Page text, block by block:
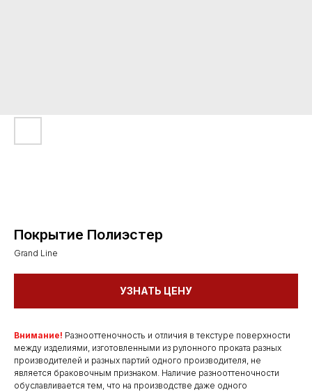
Покрытие Полиэстер
Grand Line
УЗНАТЬ ЦЕНУ
Внимание! Разнооттеночность и отличия в текстуре поверхности
между изделиями, изготовленными из рулонного проката разных
производителей и разных партий одного производителя, не
является браковочным признаком. Наличие разнооттеночности
обуславливается тем, что на производстве даже одного